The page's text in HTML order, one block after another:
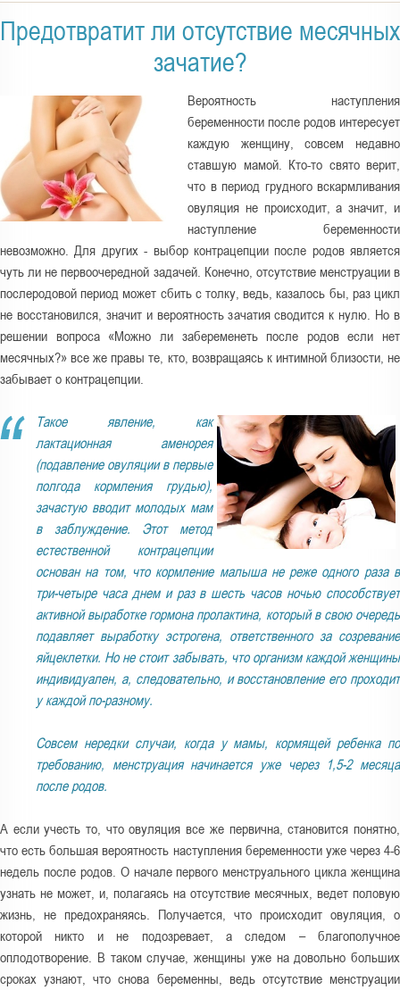
а
з
Предотвратит ли отсутствие месячных
зачатие?
Вероятность наступления
беременности после родов интересует
каждую женщину, совсем недавно
ставшую мамой. Кто-то свято верит,
что в период грудного вскармливания
овуляция не происходит, а значит, и
наступление беременности
невозможно. Для других - выбор контрацепции после родов является
чуть ли не первоочередной задачей. Конечно, отсутствие менструации в
послеродовой период может сбить с толку, ведь, казалось бы, раз цикл
не восстановился, значит и вероятность зачатия сводится к нулю. Но в
решении вопроса «Можно ли забеременеть после родов если нет
месячных?» все же правы те, кто, возвращаясь к интимной близости, не
забывает о контрацепции.
Такое явление, как
лактационная аменорея
(подавление овуляции в первые
полгода кормления грудью),
зачастую вводит молодых мам
в заблуждение. Этот метод
естественной контрацепции
основан на том, что кормление малыша не реже одного раза в
три-четыре часа днем и раз в шесть часов ночью способствует
активной выработке гормона пролактина, который в свою очередь
подавляет выработку эстрогена, ответственного за созревание
яйцеклетки. Но не стоит забывать, что организм каждой женщины
индивидуален, а, следовательно, и восстановление его проходит
у каждой по-разному.
Совсем нередки случаи, когда у мамы, кормящей ребенка по
требованию, менструация начинается уже через 1,5-2 месяца
после родов.
А если учесть то, что овуляция все же первична, становится понятно,
что есть большая вероятность наступления беременности уже через 4-6
недель после родов. О начале первого менструального цикла женщина
узнать не может, и, полагаясь на отсутствие месячных, ведет половую
жизнь, не предохраняясь. Получается, что происходит овуляция, о
которой никто и не подозревает, а следом – благополучное
оплодотворение. В таком случае, женщины уже на довольно больших
сроках узнают, что снова беременны, ведь отсутствие менструации